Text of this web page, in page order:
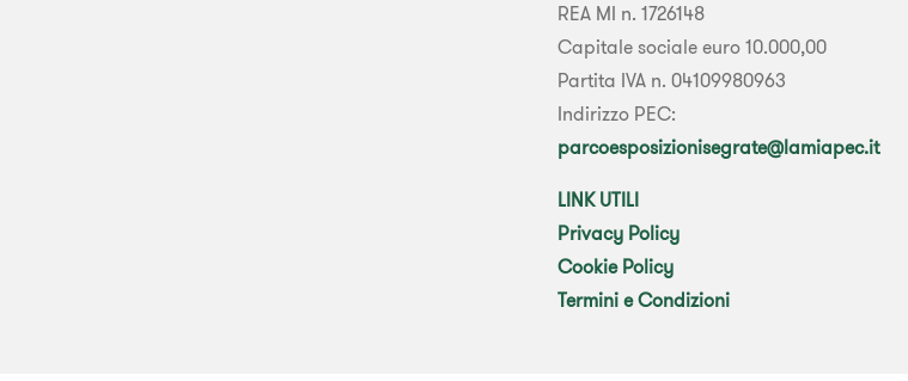
REA MI n. 1726148
Capitale sociale euro 10.000,00
Partita IVA n. 04109980963
Indirizzo PEC:
parcoesposizionisegrate@lamiapec.it
LINK UTILI
Privacy Policy
Cookie Policy
Termini e Condizioni